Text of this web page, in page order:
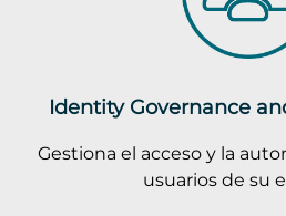
Identity Governance
Gestiona el acceso y la
usuarios de su